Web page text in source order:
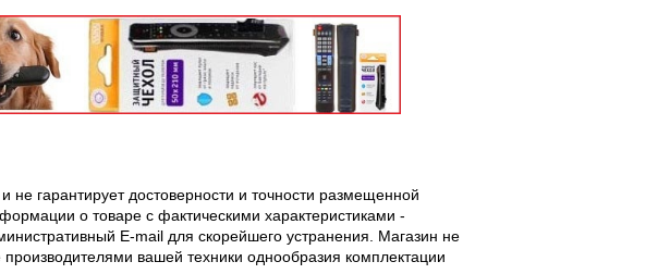
не гарантирует достоверности и точности размещенной
о товаре с фактическими характеристиками -
E-mail для скорейшего устранения. Магазин не
производителями вашей техники однообразия комплектации